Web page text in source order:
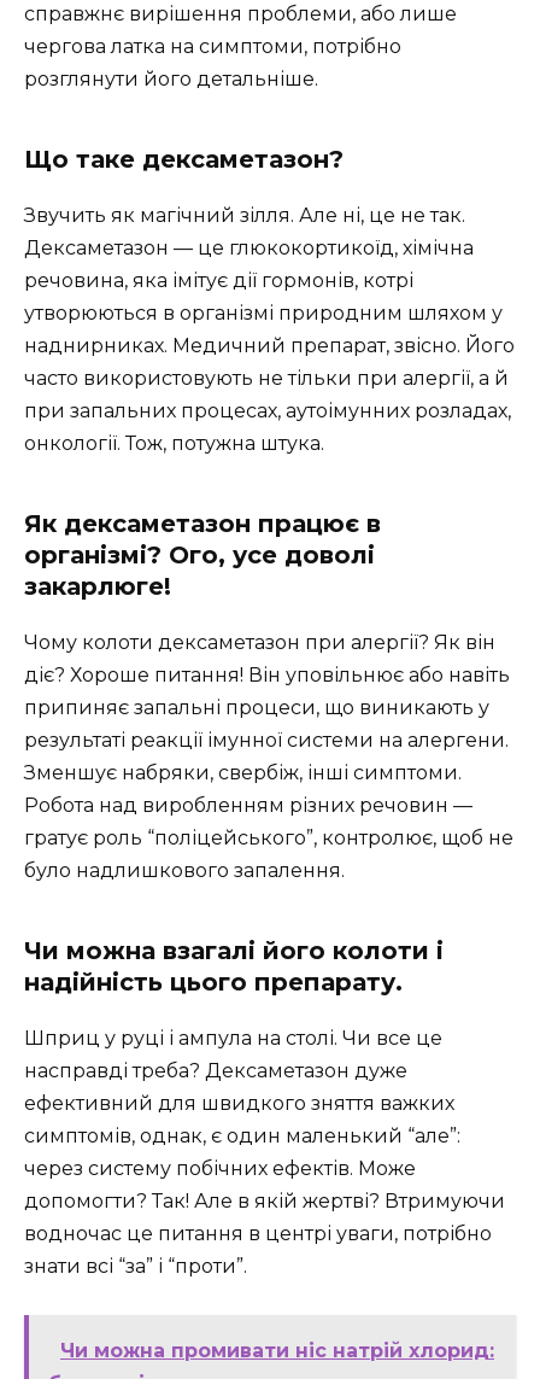
справжнє вирішення проблеми, або лише
чергова латка на симптоми, потрібно
розглянути його детальніше.
Що таке дексаметазон?
Звучить як магічний зілля. Але ні, це не так.
Дексаметазон — це глюкокортикоїд, хімічна
речовина, яка імітує дії гормонів, котрі
утворюються в організмі природним шляхом у
наднирниках. Медичний препарат, звісно. Його
часто використовують не тільки при алергії, а й
при запальних процесах, аутоімунних розладах,
онкології. Тож, потужна штука.
Як дексаметазон працює в
організмі? Ого, усе доволі
закарлюге!
Чому колоти дексаметазон при алергії? Як він
діє? Хороше питання! Він уповільнює або навіть
припиняє запальні процеси, що виникають у
результаті реакції імунної системи на алергени.
Зменшує набряки, свербіж, інші симптоми.
Робота над виробленням різних речовин —
гратує роль “поліцейського”, контролює, щоб не
було надлишкового запалення.
Чи можна взагалі його колоти і
надійність цього препарату.
Шприц у руці і ампула на столі. Чи все це
насправді треба? Дексаметазон дуже
ефективний для швидкого зняття важких
симптомів, однак, є один маленький “але”:
через систему побічних ефектів. Може
допомогти? Так! Але в якій жертві? Втримуючи
водночас це питання в центрі уваги, потрібно
знати всі “за” і “проти”.
Чи можна промивати ніс натрій хлорид: